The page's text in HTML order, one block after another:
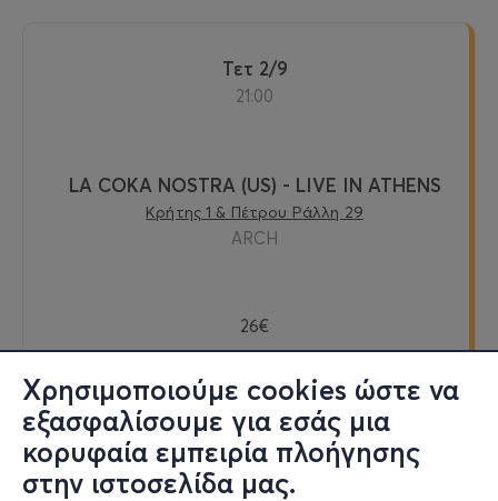
Χρησιμοποιούμε cookies ώστε να
εξασφαλίσουμε για εσάς μια
κορυφαία εμπειρία πλοήγησης
στην ιστοσελίδα μας.
Τετ 2/9
21:00
LA COKA NOSTRA (US) - LIVE IN ATHENS
Κρήτης 1 & Πέτρου Ράλλη 29
ARCH
26€
Εισιτήρια